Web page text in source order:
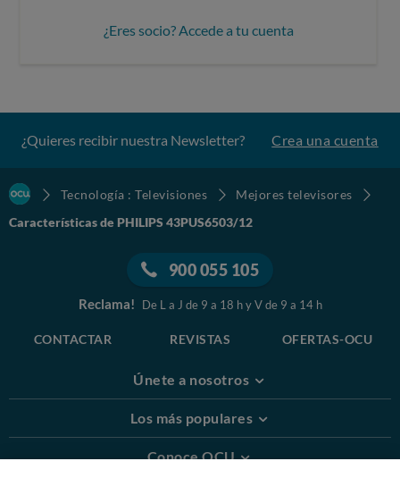
¿Eres socio? Accede a tu cuenta
¿Quieres recibir nuestra Newsletter? Crea una cuenta
Tecnología : Televisiones
Mejores televisores
Características de PHILIPS 43PUS6503/12
900 055 105
Reclama! De L a J de 9 a 18 h y V de 9 a 14 h
CONTACTAR REVISTAS OFERTAS-OCU
Únete a nosotros
Los más populares
Conoce OCU